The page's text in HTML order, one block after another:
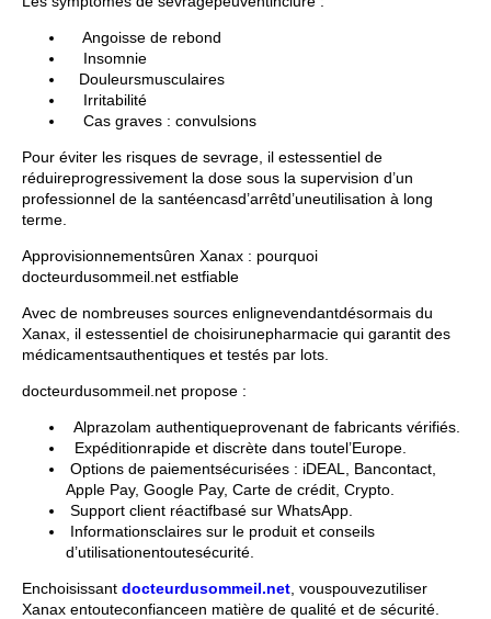
Angoisse de rebond
Insomnie
Douleursmusculaires
Irritabilité
Cas graves : convulsions
Pour éviter les risques de sevrage, il estessentiel de
réduireprogressivement la dose sous la supervision d’un
professionnel de la santéencasd’arrêtd’uneutilisation à long
terme.
Approvisionnementsûren Xanax : pourquoi
docteurdusommeil.net estfiable
Avec de nombreuses sources enlignevendantdésormais du
Xanax, il estessentiel de choisirunepharmacie qui garantit des
médicamentsauthentiques et testés par lots.
docteurdusommeil.net propose :
Alprazolam authentiqueprovenant de fabricants vérifiés.
Expéditionrapide et discrète dans toutel’Europe.
Options de paiementsécurisées : iDEAL, Bancontact,
Apple Pay, Google Pay, Carte de crédit, Crypto.
Support client réactifbasé sur WhatsApp.
Informationsclaires sur le produit et conseils
d’utilisationentoutesécurité.
Enchoisissant docteurdusommeil.net , vouspouvezutiliser
Xanax entouteconfianceen matière de qualité et de sécurité.